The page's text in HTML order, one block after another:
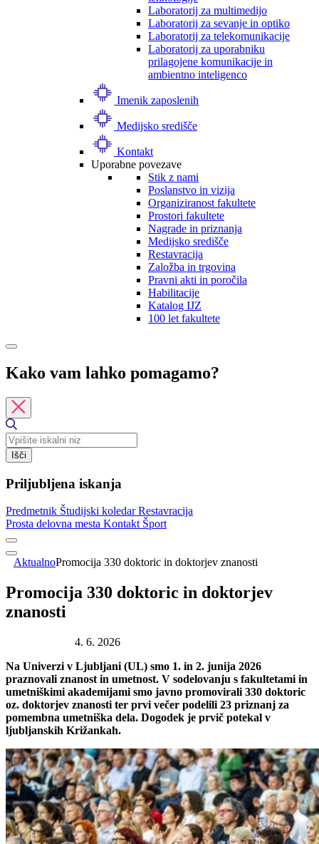
Laboratorij za multimedijo
Laboratorij za sevanje in optiko
Laboratorij za telekomunikacije
Laboratorij za uporabniku
prilagojene komunikacije in
ambientno inteligenco
Imenik zaposlenih
Medijsko središče
Kontakt
Uporabne povezave
Stik z nami
Poslanstvo in vizija
Organiziranost fakultete
Prostori fakultete
Nagrade in priznanja
Medijsko središče
Restavracija
Založba in trgovina
Pravni akti in poročila
Habilitacije
Katalog IJZ
100 let fakultete
Kako vam lahko pomagamo?
Išči
Priljubljena iskanja
Predmetnik Študijski koledarRestavracija
Prosta delovna mesta Kontakt Šport
AktualnoPromocija 330 doktoric in doktorjev znanosti
Promocija 330 doktoric in doktorjev
znanosti
4. 6. 2026
Na Univerzi v Ljubljani (UL) smo 1. in 2. junija 2026
praznovali znanost in umetnost. V sodelovanju s fakultetami in
umetniškimi akademijami smo javno promovirali 330 doktoric
oz. doktorjev znanosti ter prvi večer podelili 23 priznanj za
pomembna umetniška dela. Dogodek je prvič potekal v
ljubljanskih Križankah.